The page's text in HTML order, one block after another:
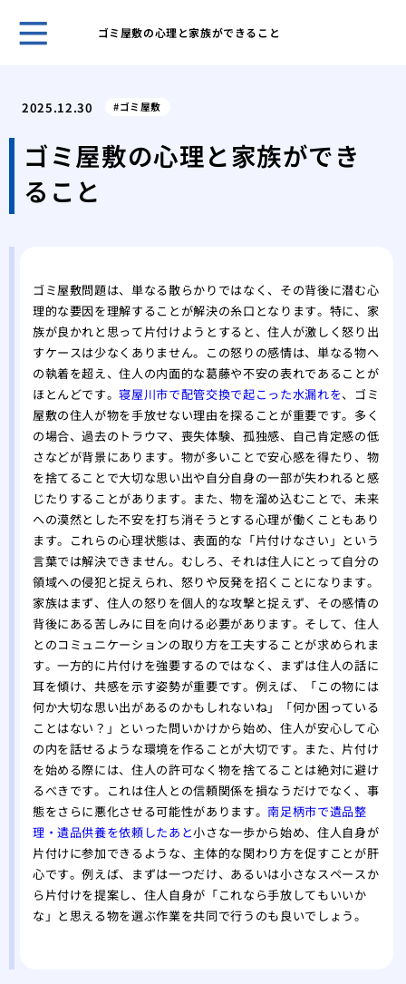
ゴミ屋敷の心理と家族ができること
ゴ
す
一
す
汚
相場
2025.12.30 ゴミ屋敷
ゴミ屋敷の心理と家族ができ
ること
ゴミ屋敷問題は、単なる散らかりではなく、その背後に潜む心
理的な要因を理解することが解決の糸口となります。特に、家
族が良かれと思って片付けようとすると、住人が激しく怒り出
すケースは少なくありません。この怒りの感情は、単なる物へ
の執着を超え、住人の内面的な葛藤や不安の表れであることが
ほとんどです。寝屋川市で配管交換で起こった水漏れを、ゴミ
屋敷の住人が物を手放せない理由を探ることが重要です。多く
の場合、過去のトラウマ、喪失体験、孤独感、自己肯定感の低
さなどが背景にあります。物が多いことで安心感を得たり、物
を捨てることで大切な思い出や自分自身の一部が失われると感
じたりすることがあります。また、物を溜め込むことで、未来
への漠然とした不安を打ち消そうとする心理が働くこともあり
ます。これらの心理状態は、表面的な「片付けなさい」という
言葉では解決できません。むしろ、それは住人にとって自分の
領域への侵犯と捉えられ、怒りや反発を招くことになります。
家族はまず、住人の怒りを個人的な攻撃と捉えず、その感情の
背後にある苦しみに目を向ける必要があります。そして、住人
とのコミュニケーションの取り方を工夫することが求められま
す。一方的に片付けを強要するのではなく、まずは住人の話に
耳を傾け、共感を示す姿勢が重要です。例えば、「この物には
何か大切な思い出があるのかもしれないね」「何か困っている
ことはない？」といった問いかけから始め、住人が安心して心
の内を話せるような環境を作ることが大切です。また、片付け
を始める際には、住人の許可なく物を捨てることは絶対に避け
るべきです。これは住人との信頼関係を損なうだけでなく、事
態をさらに悪化させる可能性があります。南足柄市で遺品整
理・遺品供養を依頼したあと小さな一歩から始め、住人自身が
片付けに参加できるような、主体的な関わり方を促すことが肝
心です。例えば、まずは一つだけ、あるいは小さなスペースか
ら片付けを提案し、住人自身が「これなら手放してもいいか
な」と思える物を選ぶ作業を共同で行うのも良いでしょう。